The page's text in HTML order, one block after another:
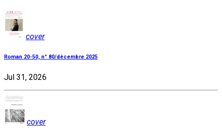
cover
Roman 20-50, n° 80/décembre 2025
Jul 31, 2026
cover